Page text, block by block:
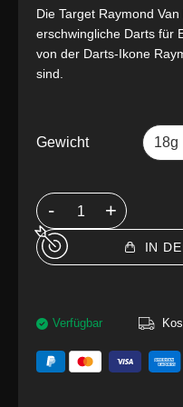
Die Target Raymond
erschwingliche Darts für
von der Darts-Ikone
sind.
Gewicht
IN
Verfügbar